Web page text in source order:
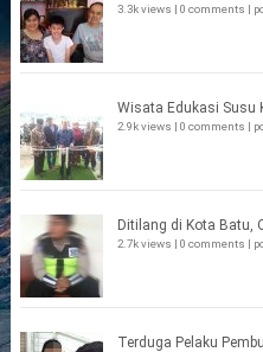
3.3k views | 0 comments |
Wisata Edukasi Susu
2.9k views | 0 comments |
Ditilang di Kota Batu,
2.7k views | 0 comments |
Terduga Pelaku